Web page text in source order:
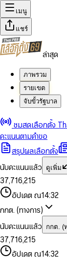
เมนู
แชร์
ล่าสุด
ภาพรวม
รายเขต
จับขั้วรัฐบาล
ชมสดเลือกตั้ง
คะแนนตามคำขอ
สรุปผลเลือกตั้ง
นับคะแนนแล้ว
ดูเพิ่ม
0
1
2
3
4
5
6
8
9
0
1
2
3
4
5
6
7
8
9
,
0
1
2
4
6
7
8
9
0
1
2
3
4
5
6
7
8
9
0
1
3
5
6
7
8
9
,
1
2
4
5
7
8
9
0
1
3
4
6
7
8
9
0
2
3
4
5
7
8
อัปเดต ณ14:32
กกต. (ทางการ)
นับคะแนนแล้ว
กกต. (
0
1
2
3
4
5
0
1
2
4
5
6
7
8
9
,
0
1
2
4
6
7
8
9
0
1
2
3
0
1
3
5
6
7
8
,
1
2
4
0
1
3
0
2
3
4
5
7
อัปเดต ณ14:32